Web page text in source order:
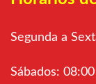
Segunda a
Sábados: